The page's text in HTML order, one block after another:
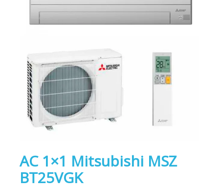
AC 1×1 Mitsubishi MSZ
BT25VGK